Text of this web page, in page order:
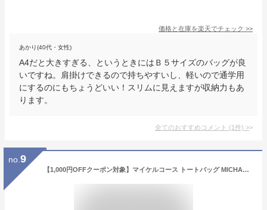
価格と在庫を楽天でチェック >>
あかり(40代・女性)
A4だと大きすぎる、というときにはＢ５サイズのバッグが良
いですね。肩掛けできるので持ちやすいし、軽いので通学用
にするのにもちょうどいい！スリムに見えますが収納力もあ
ります。
全てのおすすめコメント (1件) >
no. 9
【1,000円OFFクーポン対象】マイケルコース トートバッグ MICHAEL KORS ボイジャー 30F8SV6T4L 001 レディース ブラック 黒